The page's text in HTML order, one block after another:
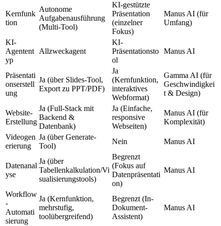
Kernfunk
tion
Autonome
Aufgabenausführung
(Multi-Tool)
KI-gestützte
Präsentation
(einzelner
Fokus)
Manus AI (für
Umfang)
KI-
Agentent
yp
Allzweckagent
KI-
Präsentationsto
ol
Manus AI
Präsentati
onserstell
ung
Ja (über Slides-Tool,
Export zu PPT/PDF)
Ja
(Kernfunktion,
interaktives
Webformat)
Gamma AI (für
Geschwindigkei
t & Design)
Website-
Erstellung
Ja (Full-Stack mit
Backend &
Datenbank)
Ja (Einfache,
responsive
Webseiten)
Manus AI (für
Komplexität)
Videogen
erierung
Ja (über Generate-
Tool)
Nein Manus AI
Datenanal
yse
Ja (über
Tabellenkalkulation/Vi
sualisierungstools)
Begrenzt
(Fokus auf
Datenpräsentati
on)
Manus AI
Workflow
-
Automati
sierung
Ja (Kernfunktion,
mehrstufig,
toolübergreifend)
Begrenzt (In-
Dokument-
Assistent)
Manus AI